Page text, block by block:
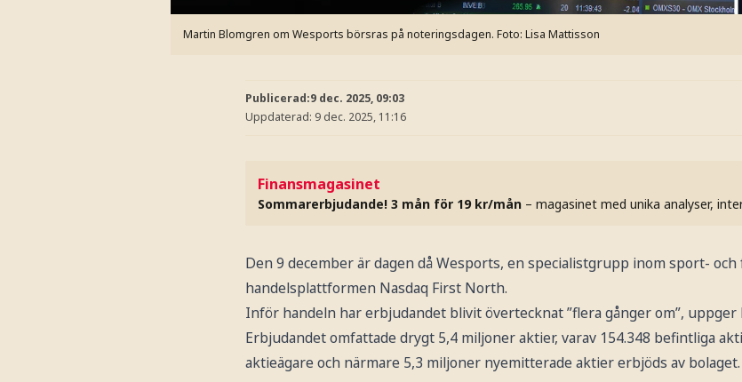
Martin Blomgren om Wesports börsras på noteringsdagen. Foto: Lisa Mattisson
Publicerad:9 dec. 2025, 09:03
Uppdaterad: 9 dec. 2025, 11:16
Finansmagasinet
Sommarerbjudande! 3 mån för 19 kr/mån – magasinet med unika analyser,
Den 9 december är dagen då Wesports, en specialistgrupp inom sport-
handelsplattformen Nasdaq First North.
Inför handeln har erbjudandet blivit övertecknat ”flera gånger om”, uppger
Erbjudandet omfattade drygt 5,4 miljoner aktier, varav 154.348 befintliga
aktieägare och närmare 5,3 miljoner nyemitterade aktier erbjöds av